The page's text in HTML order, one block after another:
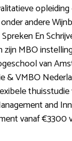
andere
En
MBO
van
& VMBO
and
vanaf €3300